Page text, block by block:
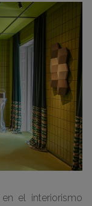
el interiorismo